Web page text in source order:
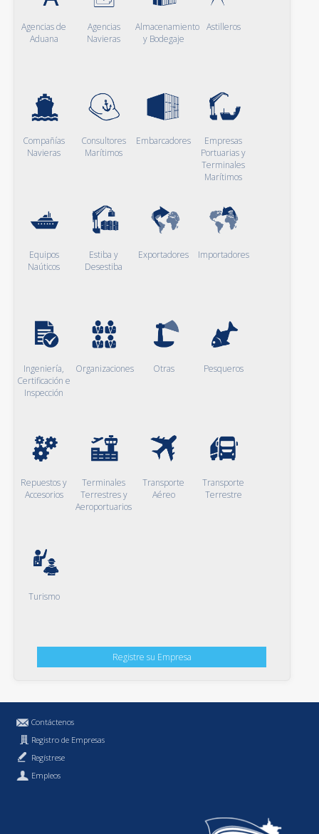
Agencias de
Aduana
Agencias
Navieras
Almacenamiento
y Bodegaje
Astilleros
Compañías
Navieras
Consultores
Marítimos
Embarcadores
Empresas
Portuarias y
Terminales
Marítimos
Equipos
Naúticos
Estiba y
Desestiba
Exportadores Importadores
Ingeniería,
Certificación e
Inspección
Organizaciones Otras Pesqueros
Repuestos y
Accesorios
Terminales
Terrestres y
Aeroportuarios
Transporte
Aéreo
Transporte
Terrestre
Turismo
Registre su Empresa
Contáctenos
Registro de Empresas
Regístrese
Empleos